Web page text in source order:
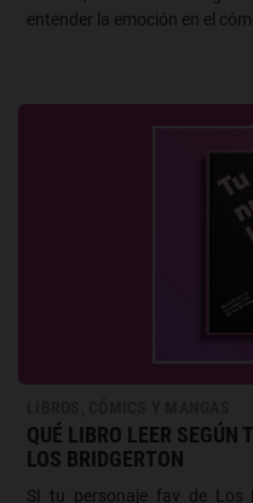
entender la emoción en el
QUÉ LIBRO LEER SEGÚN
LOS BRIDGERTON
SI tu personaje fav de Los